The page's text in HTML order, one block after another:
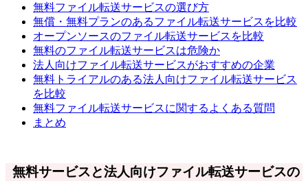
無料ファイル転送サービスの選び方
無償・無料プランのあるファイル転送サービスを比較
オープンソースのファイル転送サービスを比較
無料のファイル転送サービスは危険か
法人向けファイル転送サービスがおすすめの企業
無料トライアルのある法人向けファイル転送サービス
を比較
無料ファイル転送サービスに関するよくある質問
まとめ
無料サービスと法人向けファイル転送サービスの